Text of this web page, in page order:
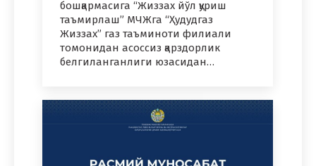
бошқармасига “Жиззах йўл қуриш
таъмирлаш” МЧЖга “Ҳудудгаз
Жиззах” газ таъминоти филиали
томонидан асоссиз қарздорлик
белгиланганлиги юзасидан…